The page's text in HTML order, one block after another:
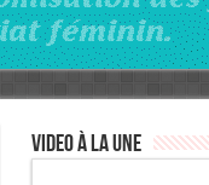
Video à la Une